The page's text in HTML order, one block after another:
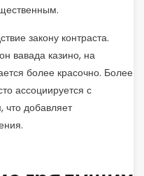
закону контраста.
вавада казино, на
более красочно. Более
ассоциируется с
что добавляет